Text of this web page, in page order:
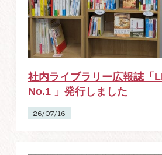
社内ライブラリー広報誌「
No.1 」発行しました
26/07/16